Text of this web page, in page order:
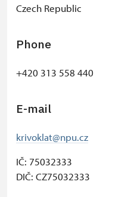
Czech Republic
Phone
+420 313 558 440
E-mail
krivoklat@npu.cz
IČ: 75032333
DIČ: CZ75032333